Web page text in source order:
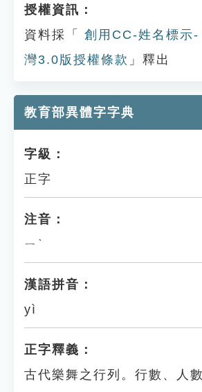
授權資訊：
資料採「
創用CC-姓名標示
灣3.0版授權條款 」釋出
教育部異體字字典
字級：
正字
注音：
ㄧˋ
漢語拼音：
yì
正字釋義：
古代樂舞之行列。行數、人